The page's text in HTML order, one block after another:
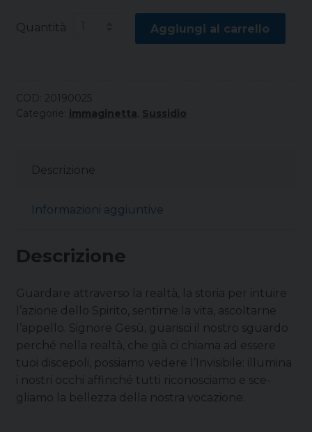
Quantità Aggiungi al carrello
COD: 20190025
Categorie:
immaginetta, Sussidio
Descrizione
Informazioni aggiuntive
Descrizione
Guardare attraverso la realtà, la storia per intuire
l’azione dello Spirito, sentirne la vita, ascoltarne
l’appello. Signore Gesù, guarisci il nostro sguardo
perché nella realtà, che già ci chiama ad essere
tuoi discepoli, possiamo vedere l’Invisibile: illumi­na
i nostri occhi affinché tutti riconosciamo e sce­
gliamo la bellezza della nostra vocazione.